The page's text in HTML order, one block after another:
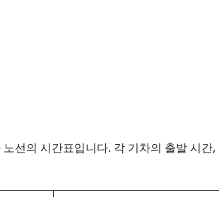
선의 시간표입니다. 각 기차의 출발 시간